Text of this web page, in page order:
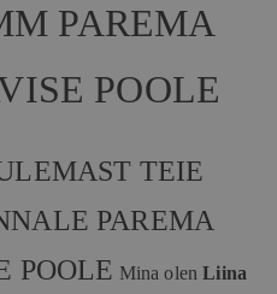
145,00 €
PAREMA
POOLE
TEIE
PAREMA
POOLE Mina olenLiina